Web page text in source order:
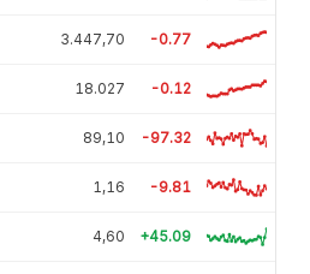
3.447,70 -0.77
18.027 -0.12
89,10 -97.32
1,16 -9.81
4,60 +45.09